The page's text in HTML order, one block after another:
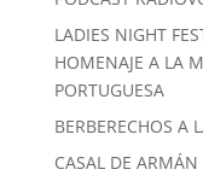
LADIES NIGHT
HOMENAJE A LA
PORTUGUESA
BERBERECHOS A
CASAL DE ARMÁN